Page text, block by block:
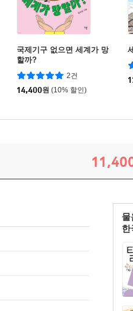
국제기구 없으면 세계가 망
할까?
2건
14,400원 (10% 할인)
물
한